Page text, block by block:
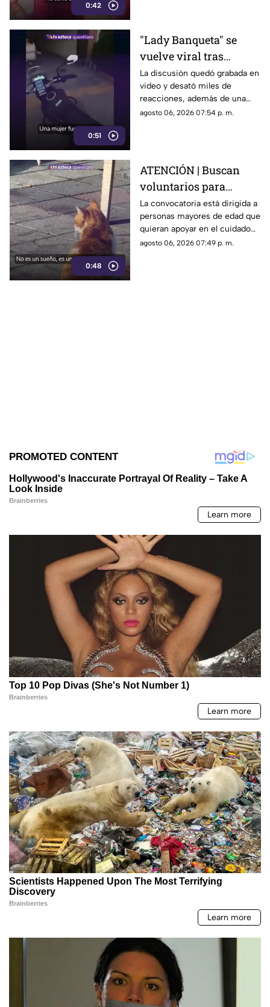
0:42
0:51
"Lady Banqueta" se
vuelve viral tras
confrontar a un
repartidor; así fue el
momento
La discusión quedó grabada en
video y desató miles de
reacciones, además de una
muestra de apoyo de
agosto 06, 2026 07:54 p. m.
0:48
ATENCIÓN | Buscan
voluntarios para
cuidar gatos en una
isla de Grecia
La convocatoria está dirigida a
personas mayores de edad que
quieran apoyar en el cuidado
de gatos rescatados mientras
agosto 06, 2026 07:49 p. m.